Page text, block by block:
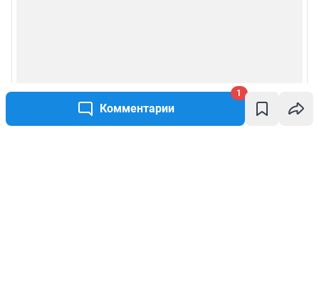
Комментарии
1